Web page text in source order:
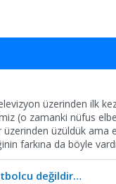
üzerinden ilk
(o zamanki nüfus
üzerinden üzüldük
farkına da böyle
değildir…